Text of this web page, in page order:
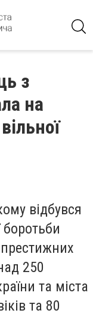
з
на
відбувся
боротьби
250
та міста
та 80